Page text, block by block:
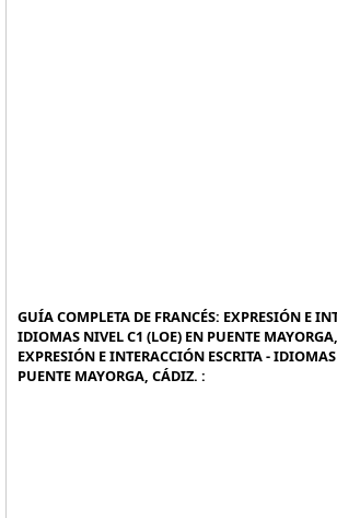
GUÍA COMPLETA DE FRANCÉS: EXPRESIÓN E
IDIOMAS NIVEL C1 (LOE) EN PUENTE
EXPRESIÓN E INTERACCIÓN ESCRITA -
PUENTE MAYORGA, CÁDIZ. :